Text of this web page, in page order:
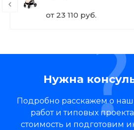
от 23 110 руб.
Нужна
Подробно расскажем о
работ и типовых
стоимость и подготовим